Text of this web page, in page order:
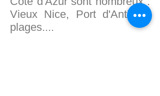
Vieux Nice, Port d'Antibes,
plages....